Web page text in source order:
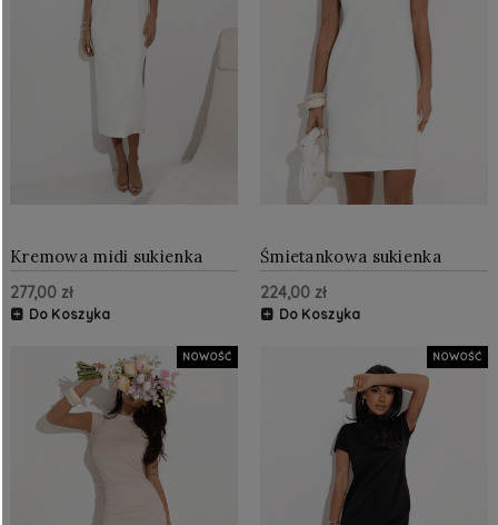
Kremowa midi sukienka
ZELIA
277,00 zł
Do Koszyka
Śmietankowa sukienka
dzianinowa KLER
224,00 zł
Do Koszyka
NOWOŚĆ NOWOŚĆ